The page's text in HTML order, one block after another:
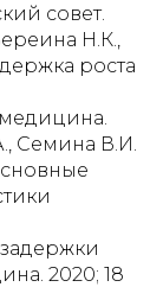
совет.
Н.К.,
роста
Семина В.И.
2020; 18